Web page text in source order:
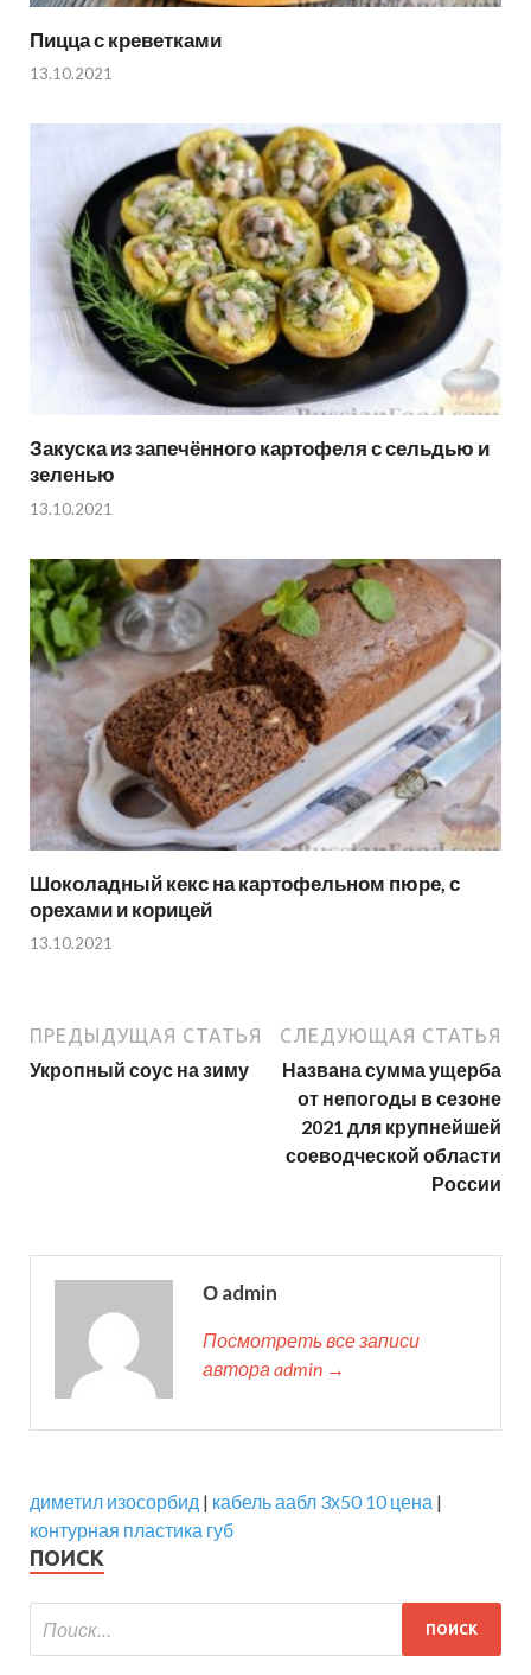
Пицца с креветками
13.10.2021
Закуска из запечённого картофеля с сельдью и
зеленью
13.10.2021
Шоколадный кекс на картофельном пюре, с
орехами и корицей
13.10.2021
ПРЕДЫДУЩАЯ СТАТЬЯ
Укропный соус на зиму
СЛЕДУЮЩАЯ СТАТЬЯ
Названа сумма ущерба
от непогоды в сезоне
2021 для крупнейшей
соеводческой области
России
О admin
Посмотреть все записи
автора admin →
диметил изосорбид | кабель аабл 3х50 10 цена |
контурная пластика губ
ПОИСК